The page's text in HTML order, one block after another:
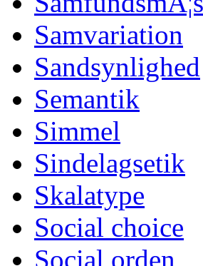
Samvariation
Sandsynlighed
Semantik
Simmel
Sindelagsetik
Skalatype
Social choice
Social orden